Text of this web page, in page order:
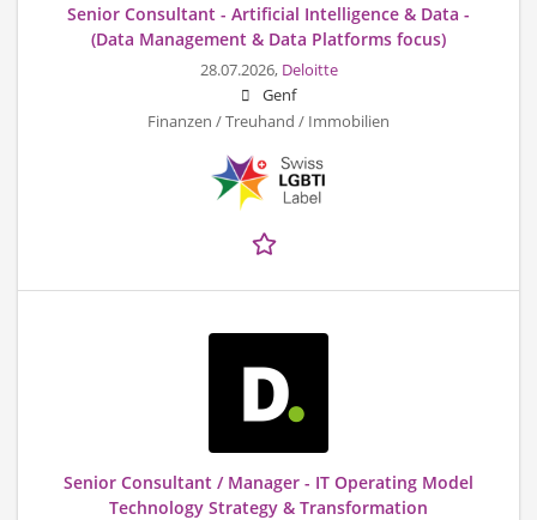
Senior Consultant - Artificial Intelligence & Data -
(Data Management & Data Platforms focus)
28.07.2026, Deloitte
Genf
Finanzen / Treuhand / Immobilien
Senior Consultant / Manager - IT Operating Model
Technology Strategy & Transformation